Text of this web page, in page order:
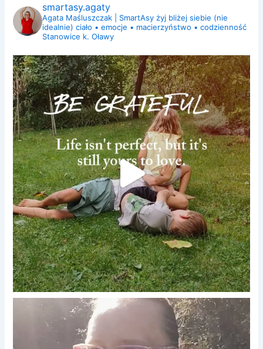
smartasy.agaty
Agata Maśluszczak | SmartAsy żyj bliżej siebie (nie
idealnie) ciało • emocje • macierzyństwo • codzienność
Stanowice k. Oławy